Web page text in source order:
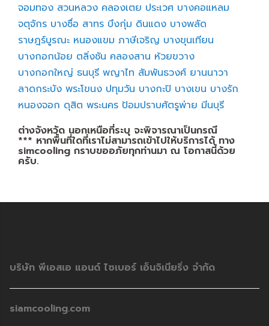
จอมทอง สวนหลวง คลองเตย ประเวศ บางคอแหลม
จตุจักร บางซื่อ สาทร บึงกุ่ม ดินแดง บางพลัด
ราษฎร์บูรณะ หนองแขม ภาษีเจริญ บางขุนเทียน
บางกอกน้อย ตลิ่งชัน คลองสาน ห้วยขวาง
บางกอกใหญ่ ธนบุรี พญาไท สัมพันธวงศ์ ยานนาวา
ลาดกระบัง พระโขนง ปทุมวัน บางกะปิ บางเขน บางรัก
หนองจอก ดุสิต พระนคร ป้อมปราบศัตรูพ่าย มีนบุรี
ต่างจังหวัด นอกเหนือที่ระบุ จะพิจารณาเป็นกรณี
*** หากพื้นที่ใดที่เราไม่สามารถเข้าไปให้บริการได้ ทาง
simcooling กราบขออภัยทุกท่านมา ณ โอกาสนี้ด้วย
ครับ.
บริษัท พีเอสเอ แอนด์ ไซเบอร์ เอ็นจิเนียริ่ง จำกัด
siamcooling.com